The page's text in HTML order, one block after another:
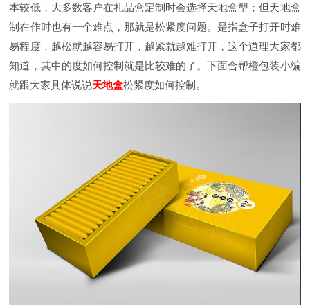
本较低，大多数客户在礼品盒定制时会选择天地盒型；但天地盒
制在作时也有一个难点，那就是松紧度问题。是指盒子打开时难
易程度，越松就越容易打开，越紧就越难打开，这个道理大家都
知道，其中的度如何控制就是比较难的了。下面合帮橙包装小编
就跟大家具体说说天地盒松紧度如何控制。